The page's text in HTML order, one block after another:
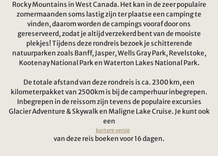
Rocky Mountains in West Canada. Het kan in de zeer populaire
zomermaanden soms lastig zijn ter plaatse een camping te
vinden, daarom worden de campings vooraf door ons
gereserveerd, zodat je altijd verzekerd bent van de mooiste
plekjes! Tijdens deze rondreis bezoek je schitterende
natuurparken zoals Banff, Jasper, Wells Gray Park, Revelstoke,
Kootenay National Park en Waterton Lakes National Park.
De totale afstand van deze rondreis is ca. 2300 km, een
kilometerpakket van 2500km is bij de camperhuur inbegrepen.
Inbegrepen in de reissom zijn tevens de populaire excursies
Glacier Adventure & Skywalk en Maligne Lake Cruise. Je kunt ook
een
kortere versie
van deze reis boeken voor 16 dagen.